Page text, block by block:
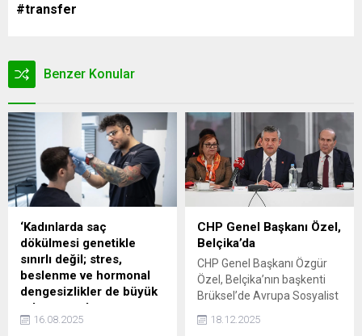
#transfer
Benzer Konular
‘Kadınlarda saç
dökülmesi genetikle
sınırlı değil; stres,
beslenme ve hormonal
dengesizlikler de büyük
rol oynuyor’
Saç dökülmesi genellikle
16.08.2025
CHP Genel Başkanı Özel,
Belçika’da
CHP Genel Başkanı Özgür
Özel, Belçika’nın başkenti
Brüksel’de Avrupa Sosyalist
katıldı.
18.12.2025